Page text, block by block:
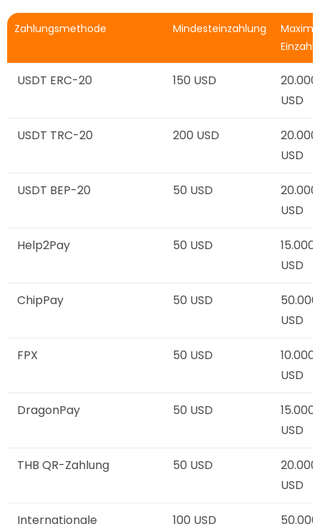
Zahlungsmethode Mindesteinzahlung
USDT ERC-20 150 USD
20.000
USD
USDT TRC-20 200 USD
20.000
USD
USDT BEP-20 50 USD
20.000
USD
Help2Pay 50 USD
15.000
USD
ChipPay 50 USD
50.000
USD
FPX 50 USD
10.000
USD
DragonPay 50 USD
15.000
USD
THB QR-Zahlung 50 USD
20.000
USD
Internationale
100 USD
50.000